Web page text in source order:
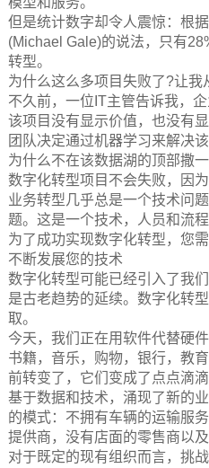
但是统计数字却令人震惊：根
(Michael Gale)的说法，只有
转型。
为什么这么多项目失败了?让我
不久前，一位IT主管告诉我，
该项目没有显示价值，也没有
团队决定通过机器学习来解决该
为什么不在该数据湖的顶部撒
数字化转型项目不会失败，因为
业务转型几乎总是一个技术问
题。这是一个技术，人员和流程
为了成功实现数字化转型，您
不断发展您的技术
数字化转型可能已经引入了我
是古老趋势的延续。数字化转
取。
今天，我们正在用软件代替硬
书籍，音乐，购物，银行，教
前转变了，它们变成了点点滴滴
基于数据和技术，涌现了新的
的模式：不拥有车辆的运输服
提供商，没有店面的零售商以
对于既定的现有组织而言，挑